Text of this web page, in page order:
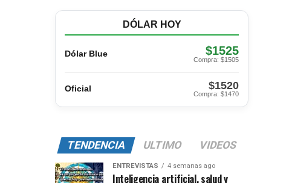
DÓLAR HOY
Dólar Blue $1525
Compra: $1505
Oficial $1520
Compra: $1470
TENDENCIA ULTIMO VIDEOS
ENTREVISTAS 4 semanas ago
Inteligencia artificial, salud y